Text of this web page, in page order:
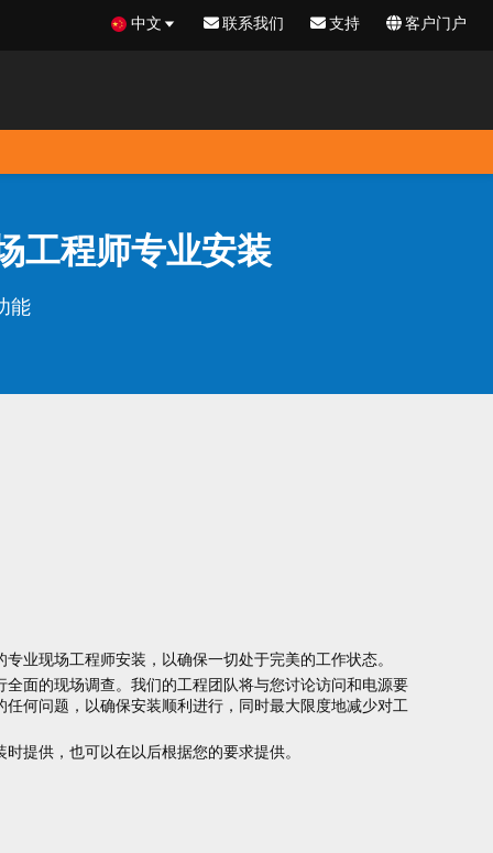
中文 联系我们 支持 客户门户
工程师专业安装
能
业现场工程师安装，以确保一切处于完美的工作状态。
全面的现场调查。我们的工程团队将与您讨论访问和电源要
任何问题，以确保安装顺利进行，同时最大限度地减少对工
提供，也可以在以后根据您的要求提供。